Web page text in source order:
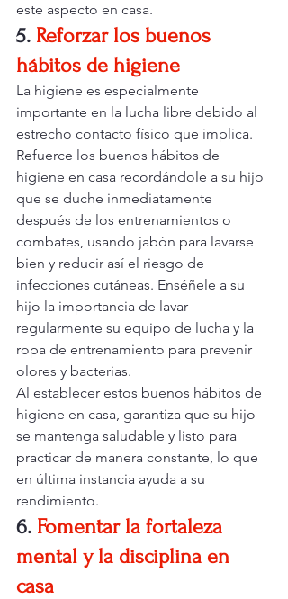
este aspecto en casa.
5. Reforzar los buenos
hábitos de higiene
La higiene es especialmente
importante en la lucha libre debido al
estrecho contacto físico que implica.
Refuerce los buenos hábitos de
higiene en casa recordándole a su hijo
que se duche inmediatamente
después de los entrenamientos o
combates, usando jabón para lavarse
bien y reducir así el riesgo de
infecciones cutáneas. Enséñele a su
hijo la importancia de lavar
regularmente su equipo de lucha y la
ropa de entrenamiento para prevenir
olores y bacterias.
Al establecer estos buenos hábitos de
higiene en casa, garantiza que su hijo
se mantenga saludable y listo para
practicar de manera constante, lo que
en última instancia ayuda a su
rendimiento.
6. Fomentar la fortaleza
mental y la disciplina en
casa